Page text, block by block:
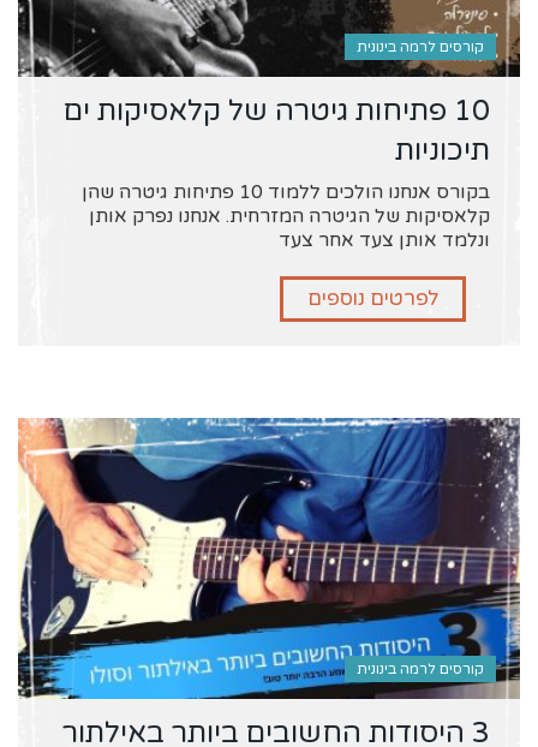
קורסים לרמה בינונית
10 פתיחות גיטרה של קלאסיקות ים
תיכוניות
בקורס אנחנו הולכים ללמוד 10 פתיחות גיטרה שהן
קלאסיקות של הגיטרה המזרחית. אנחנו נפרק אותן
ונלמד אותן צעד אחר צעד
לפרטים נוספים
קורסים לרמה בינונית
3 היסודות החשובים ביותר באילתור